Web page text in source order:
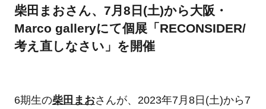
柴田まおさん、7月8日(土)から大阪・
Marco galleryにて個展「RECONSIDER/
考え直しなさい」を開催
6期生の柴田まおさんが、2023年7月8日(土)から7